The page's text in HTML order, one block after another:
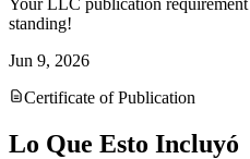
standing!
Jun 9, 2026
Certificate of Publication
Lo Que Esto Incluyó